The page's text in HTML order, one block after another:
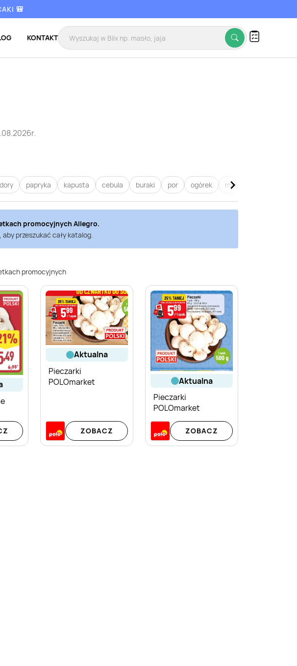
🎒
KONTAKT
papryka kapusta cebula buraki por ogórek marchew
promocyjnych Allegro.
przeszukać cały katalog.
promocyjnych
aktualna
Pieczarki
POLOmarket
ZOBACZ
aktualna
Pieczarki
POLOmarket
ZOBACZ